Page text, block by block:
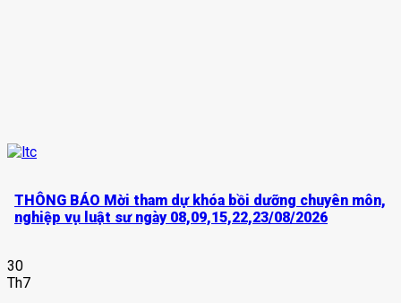
THÔNG BÁO Mời tham dự khóa bồi dưỡng chuyên môn,
nghiệp vụ luật sư ngày 08,09,15,22,23/08/2026
30
Th7